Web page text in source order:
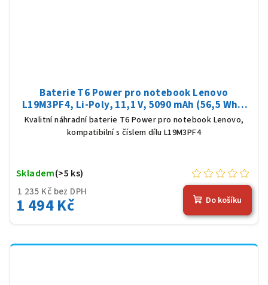
Baterie T6 Power pro notebook Lenovo
L19M3PF4, Li-Poly, 11,1 V, 5090 mAh (56,5 Wh),
černá
Kvalitní náhradní baterie T6 Power pro notebook Lenovo,
kompatibilní s číslem dílu L19M3PF4
1 235 Kč bez DPH
1 494 Kč
Skladem(>5 ks)
Do košíku